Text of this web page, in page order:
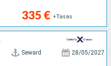
335 € +Tasas
Seward 28/05/2027